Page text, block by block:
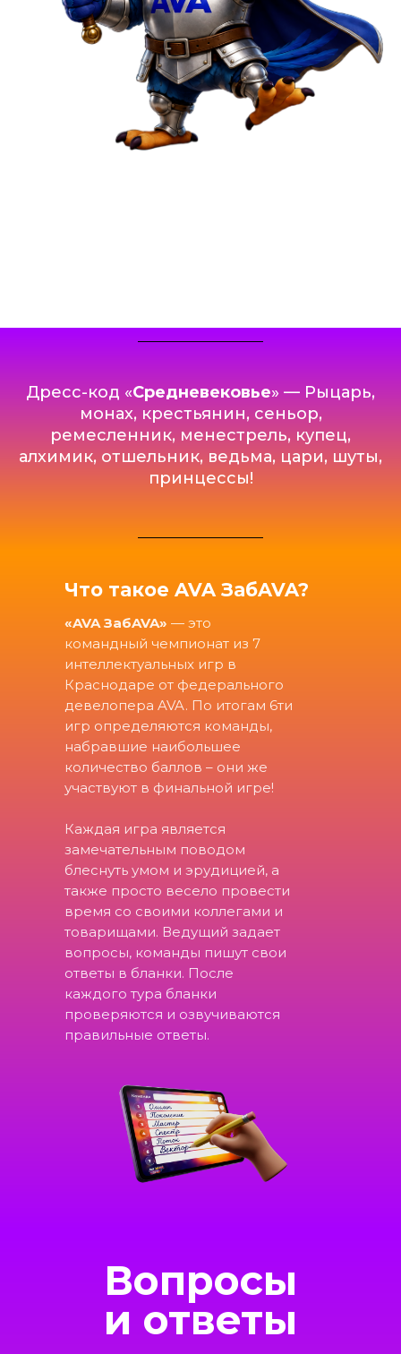
Дресс-код «Средневековье» — Рыцарь,
монах, крестьянин, сеньор,
ремесленник, менестрель, купец,
алхимик, отшельник, ведьма, цари, шуты,
принцессы!
Что такое AVA ЗабAVA?
«AVA ЗабAVA» — это
командный чемпионат из 7
интеллектуальных игр в
Краснодаре от федерального
девелопера AVA. По итогам 6ти
игр определяются команды,
набравшие наибольшее
количество баллов – они же
участвуют в финальной игре!
Каждая игра является
замечательным поводом
блеснуть умом и эрудицией, а
также просто весело провести
время со своими коллегами и
товарищами. Ведущий задает
вопросы, команды пишут свои
ответы в бланки. После
каждого тура бланки
проверяются и озвучиваются
правильные ответы.
Кто может участвовать?
Хочу участвовать! Что от меня
человек и выбрать капитана.
Капитан регистрирует команду
в чемпионатеAVA ЗабAVA.
Участвовать могут партнеры
(агентства недвижимости),
недвижимости.
Как определяются
победители?
у команд одинаковое
количество баллов, то выше
становится та, у которой в
последнем туре балл выше.
Как определяются победители?
Вопросы
и ответы